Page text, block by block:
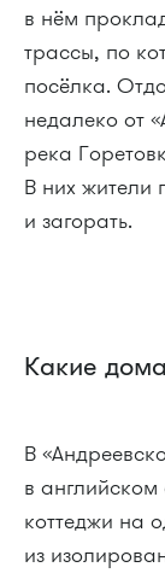
в нём
трассы, по
посёлка.
недалеко от
река
В них жители
и загорать.
Какие
В
в
коттеджи на
из